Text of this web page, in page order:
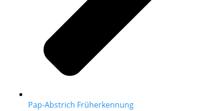
Pap-Abstrich Früherkennung